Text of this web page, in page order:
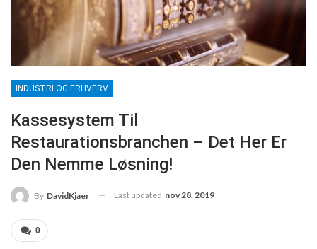
INDUSTRI OG ERHVERV
Kassesystem Til
Restaurationsbranchen – Det Her Er
Den Nemme Løsning!
By DavidKjaer Last updated nov 28, 2019
0